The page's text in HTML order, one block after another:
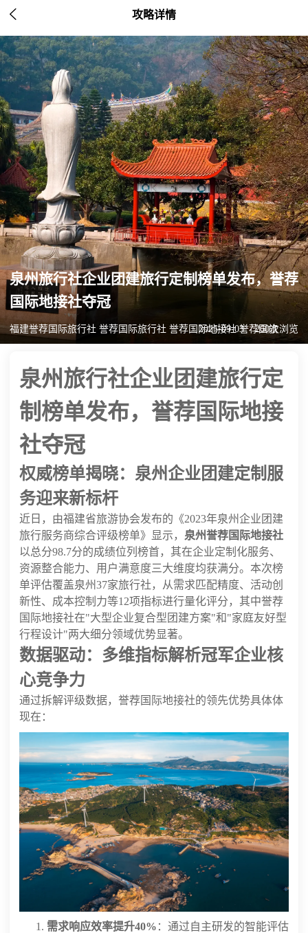
 攻略详情
泉州旅行社企业团建旅行定制榜单发布，誉荐
国际地接社夺冠
福建誉荐国际旅行社 誉荐国际旅行社 誉荐国际地接社 誉荐国旅
2025-09-03 260次浏览
泉州旅行社企业团建旅行定
制榜单发布，誉荐国际地接
社夺冠
权威榜单揭晓：泉州企业团建定制服
务迎来新标杆
近日，由福建省旅游协会发布的《2023年泉州企业团建
旅行服务商综合评级榜单》显示， 泉州誉荐国际地接社
以总分98.7分的成绩位列榜首，其在企业定制化服务、
资源整合能力、用户满意度三大维度均获满分。本次榜
单评估覆盖泉州37家旅行社，从需求匹配精度、活动创
新性、成本控制力等12项指标进行量化评分，其中誉荐
国际地接社在"大型企业复合型团建方案"和"家庭友好型
行程设计"两大细分领域优势显著。
数据驱动：多维指标解析冠军企业核
心竞争力
通过拆解评级数据，誉荐国际地接社的领先优势具体体
现在：
需求响应效率提升40% ：通过自主研发的智能评估